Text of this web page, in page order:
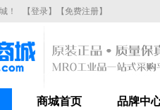
！ 【登录】 【免费注册】
商城首页 品牌中